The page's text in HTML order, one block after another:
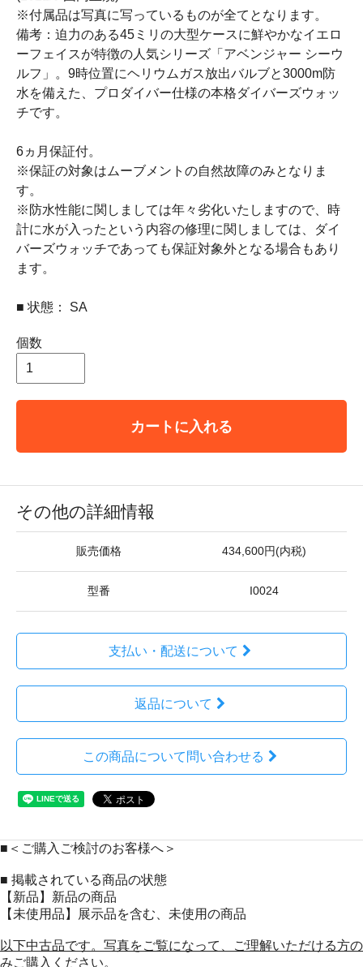
※付属品は写真に写っているものが全てとなります。
備考：迫力のある45ミリの大型ケースに鮮やかなイエロ
ーフェイスが特徴の人気シリーズ「アベンジャー シーウ
ルフ」。9時位置にヘリウムガス放出バルブと3000m防
水を備えた、プロダイバー仕様の本格ダイバーズウォッ
チです。
6ヵ月保証付。
※保証の対象はムーブメントの自然故障のみとなりま
す。
※防水性能に関しましては年々劣化いたしますので、時
計に水が入ったという内容の修理に関しましては、ダイ
バーズウォッチであっても保証対象外となる場合もあり
ます。
■ 状態： SA
個数
カートに入れる
その他の詳細情報
販売価格 434,600円(内税)
型番 I0024
支払い・配送について
返品について
この商品について問い合わせる
■＜ご購入ご検討のお客様へ＞
■ 掲載されている商品の状態
【新品】新品の商品
【未使用品】展示品を含む、未使用の商品
以下中古品です。写真をご覧になって、ご理解いただける方の
みご購入ください。